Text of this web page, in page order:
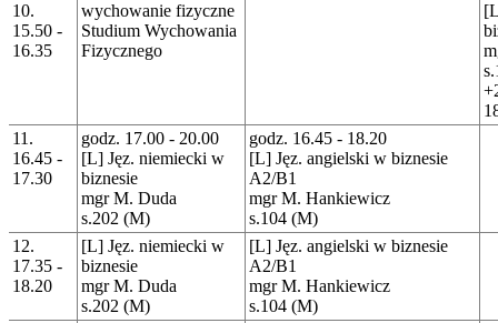
10.
15.50 -
16.35
wychowanie fizyczne
Studium Wychowania
Fizycznego
11.
16.45 -
17.30
godz. 17.00 - 20.00
[L] Jęz. niemiecki w
biznesie
mgr M. Duda
s.202 (M)
godz. 16.45 - 18.20
[L] Jęz. angielski w biznesie
A2/B1
mgr M. Hankiewicz
s.104 (M)
12.
17.35 -
18.20
[L] Jęz. niemiecki w
biznesie
mgr M. Duda
s.202 (M)
[L] Jęz. angielski w biznesie
A2/B1
mgr M. Hankiewicz
s.104 (M)